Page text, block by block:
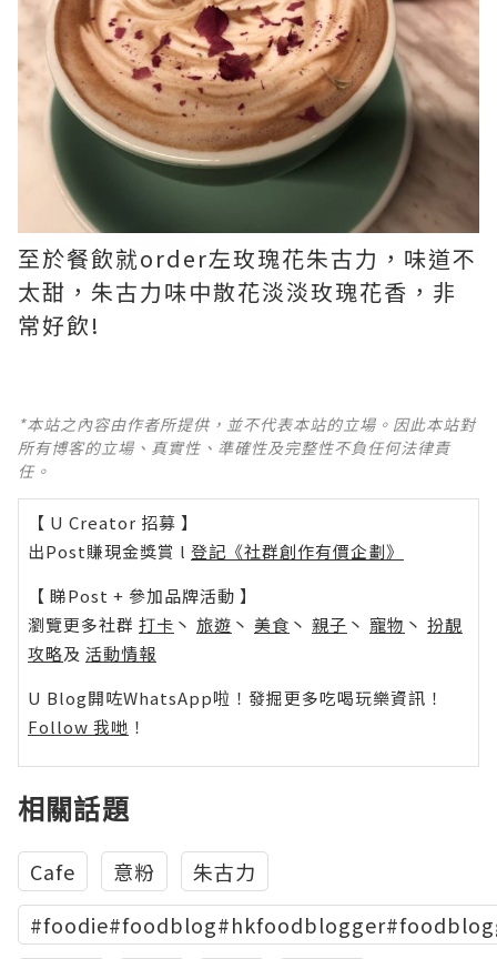
至於餐飲就order左玫瑰花朱古力，味道不
太甜，朱古力味中散花淡淡玫瑰花香，非
常好飲!
*本站之內容由作者所提供，並不代表本站的立場。因此本站對
所有博客的立場、真實性、準確性及完整性不負任何法律責
任。
【 U Creator 招募 】
出Post賺現金獎賞 l 登記《社群創作有價企劃》
【 睇Post + 參加品牌活動 】
瀏覽更多社群 打卡 丶 旅遊 丶 美食 丶 親子 丶 寵物 丶 扮靚
攻略及 活動情報
U Blog開咗WhatsApp啦！發掘更多吃喝玩樂資訊！
Follow 我哋 ！
相關話題
Cafe 意粉
朱古力